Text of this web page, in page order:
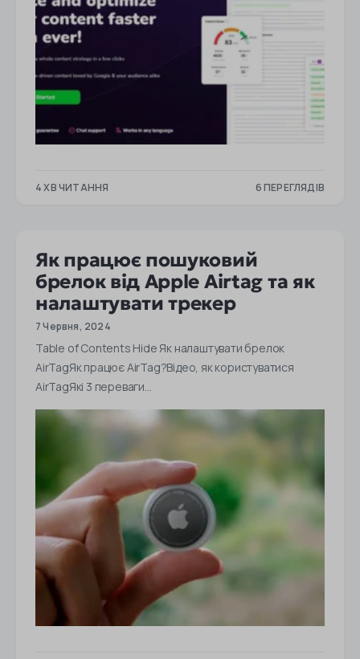
4 ХВ ЧИТАННЯ 6 ПЕРЕГЛЯДІВ
Як працює пошуковий
брелок від Apple Airtag та як
налаштувати трекер
7 Червня, 2024
Table of Contents Hide Як налаштувати брелок
AirTagЯк працює AirTag?Відео, як користуватися
AirTagЯкі 3 переваги…